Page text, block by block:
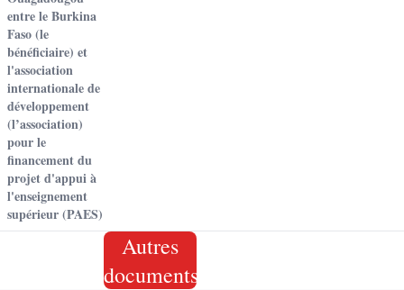
entre le Burkina
Faso (le
bénéficiaire) et
l'association
internationale de
développement
(l’association)
pour le
financement du
projet d'appui à
l'enseignement
supérieur (PAES)
Autres
documents